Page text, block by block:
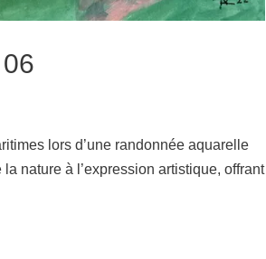
lors d’une randonnée aquarelle
nature à l’expression artistique, offrant